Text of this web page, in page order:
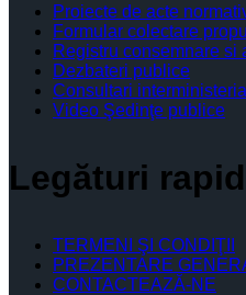
Proiecte de acte
Formular colectare
Registru consemnare si
Dezbateri publice
Consultari
Video Şedinţe publice
Legături
TERMENI ŞI CONDIŢII
PREZENTARE
CONTACTEAZĂ-NE